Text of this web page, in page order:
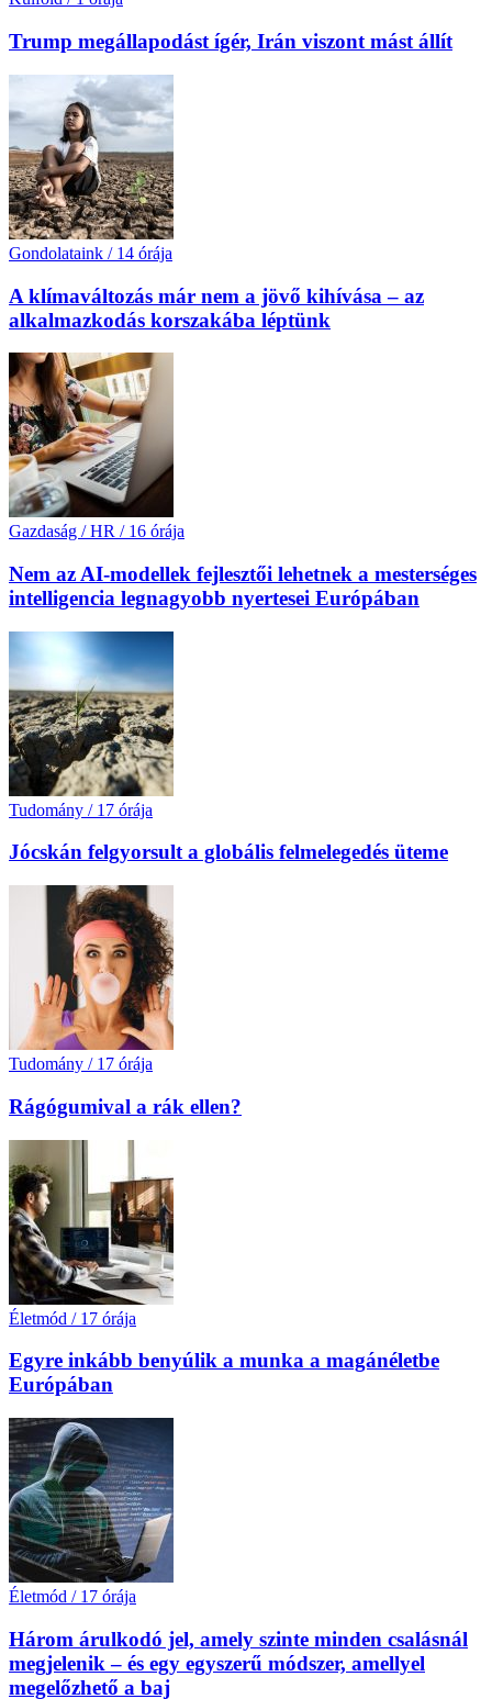
Trump megállapodást ígér, Irán viszont mást állít
Gondolataink / 14 órája
A klímaváltozás már nem a jövő kihívása – az
alkalmazkodás korszakába léptünk
Gazdaság / HR / 16 órája
Nem az AI-modellek fejlesztői lehetnek a mesterséges
intelligencia legnagyobb nyertesei Európában
Tudomány / 17 órája
Jócskán felgyorsult a globális felmelegedés üteme
Tudomány / 17 órája
Rágógumival a rák ellen?
Életmód / 17 órája
Egyre inkább benyúlik a munka a magánéletbe
Európában
Életmód / 17 órája
Három árulkodó jel, amely szinte minden csalásnál
megjelenik – és egy egyszerű módszer, amellyel
megelőzhető a baj